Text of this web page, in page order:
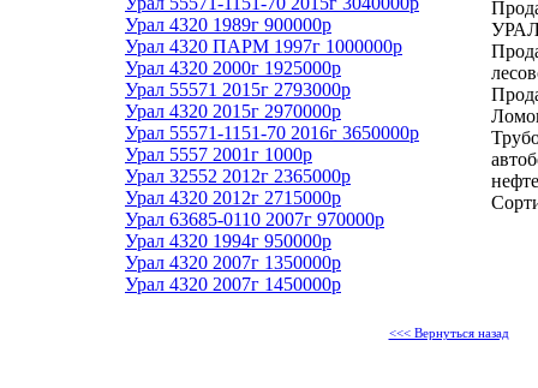
Урал 4320 1989г 900000р
Урал 4320 ПАРМ 1997г 1000000р
Урал 4320 2000г 1925000р
Урал 55571 2015г 2793000р
Урал 4320 2015г 2970000р
Урал 55571-1151-70 2016г 3650000р
Урал 5557 2001г 1000р
Урал 32552 2012г 2365000р
Урал 4320 2012г 2715000р
Урал 63685-0110 2007г 970000р
Урал 4320 1994г 950000р
Урал 4320 2007г 1350000р
Урал 4320 2007г 1450000р
<<< Вернуться назад